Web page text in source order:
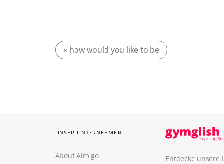
« how would you like to be
UNSER UNTERNEHMEN
About Aimigo
Entdecke unsere